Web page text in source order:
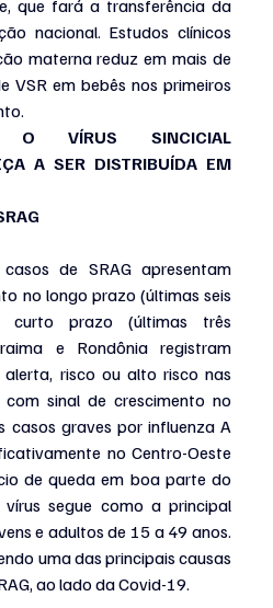
que fará a transferência da
nacional. Estudos clínicos
materna reduz em mais de
VSR em bebês nos primeiros
O VÍRUS SINCICIAL
A SER DISTRIBUÍDA EM
de SRAG apresentam
no longo prazo (últimas seis
curto prazo (últimas três
e Rondônia registram
alerta, risco ou alto risco nas
sinal de crescimento no
casos graves por influenza A
no Centro-Oeste
de queda em boa parte do
segue como a principal
e adultos de 15 a 49 anos.
uma das principais causas
ao lado da Covid-19.